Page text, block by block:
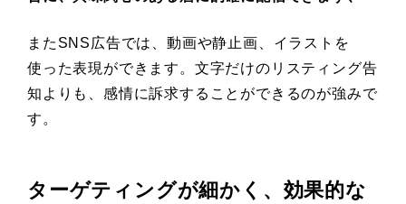
またSNS広告では、動画や静止画、イラストを
使った表現ができます。文字だけのリスティング告
知よりも、感情に訴求することができるのが強みで
す。
ターゲティングが細かく、効果的な